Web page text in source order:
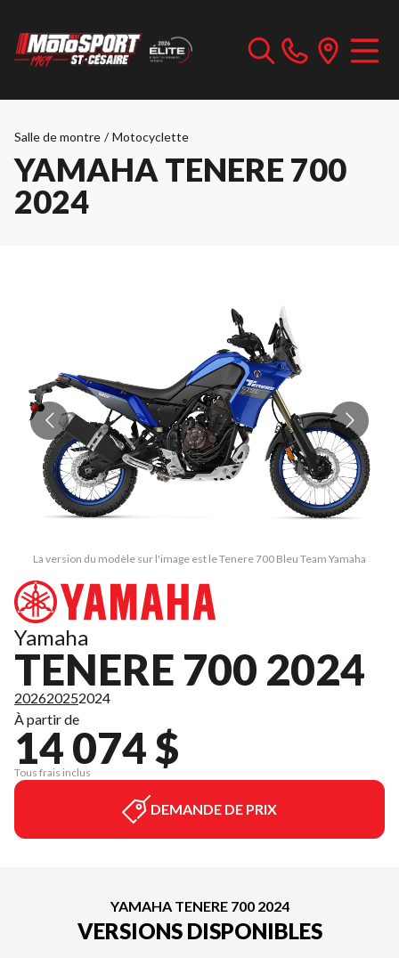
Salle de montre / Motocyclette
YAMAHA TENERE 700
2024
La version du modèle sur l'image est le Tenere 700 Bleu Team Yamaha
Yamaha
TENERE 700 2024
202620252024
À partir de
14 074 $
Tous frais inclus
DEMANDE DE PRIX
YAMAHA TENERE 700 2024
VERSIONS DISPONIBLES